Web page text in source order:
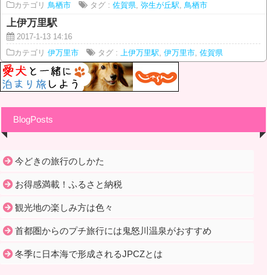
カテゴリ 鳥栖市 タグ : 佐賀県, 弥生が丘駅 鳥栖市
上伊万里駅
2017-1-13 14:16
カテゴリ 伊万里市 タグ : 上伊万里駅 伊万里市, 佐賀県
BlogPosts
今どきの旅行のしかた
お得感満載！ふるさと納税
観光地の楽しみ方は色々
首都圏からのプチ旅行には鬼怒川温泉がおすすめ
冬季に日本海で形成されるJPCZとは